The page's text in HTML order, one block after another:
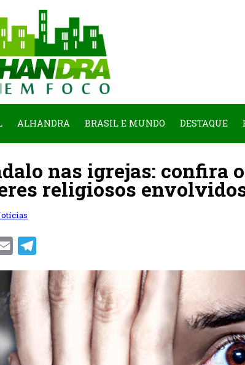
ALHANDRA BRASIL E MUNDO DESTAQUE
nas igrejas: confira
religiosos
Email